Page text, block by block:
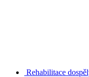
Rehabilitace